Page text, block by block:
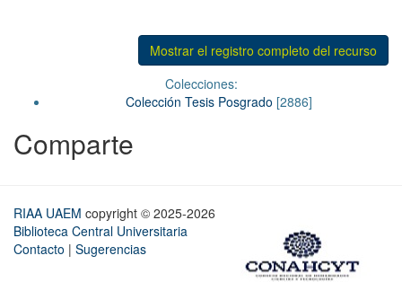
Mostrar el registro completo del recurso
Colecciones:
Colección Tesis Posgrado [2886]
Comparte
RIAA UAEM copyright © 2025-2026
Biblioteca Central Universitaria
Contacto | Sugerencias